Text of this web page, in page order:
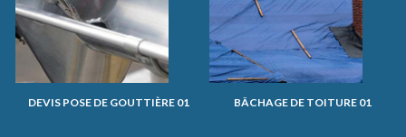
DEVIS POSE DE GOUTTIÈRE 01 BÂCHAGE DE TOITURE 01